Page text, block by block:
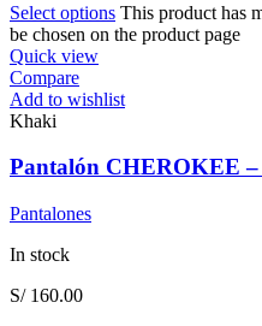
Select options This product has
be chosen on the product page
Quick view
Compare
Add to wishlist
Khaki
Pantalón CHEROKEE
Pantalones
In stock
S/160.00